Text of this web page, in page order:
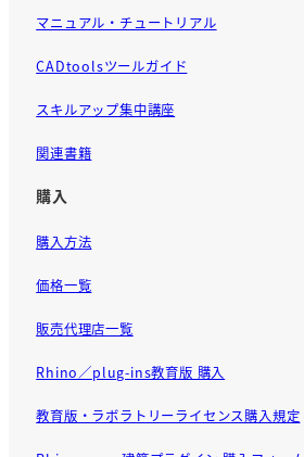
マニュアル・チュートリアル
CADtoolsツールガイド
スキルアップ集中講座
関連書籍
購入
購入方法
価格一覧
販売代理店一覧
Rhino／plug-ins教育版 購入
教育版・ラボラトリーライセンス購入規定